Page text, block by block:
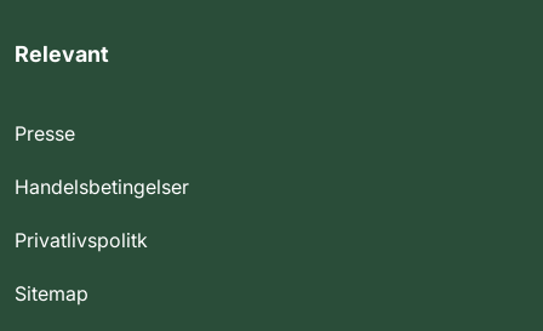
Relevant
Presse
Handelsbetingelser
Privatlivspolitk
Sitemap